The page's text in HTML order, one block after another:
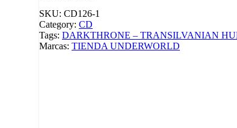
SKU: CD126-1
Category: CD
Tags: DARKTHRONE – TRANSILVANIAN
Marcas: TIENDA UNDERWORLD